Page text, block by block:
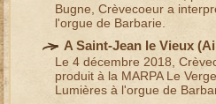
Bugne, Crèvecoeur a
l'orgue de Barbarie.
A Saint-Jean le Vieux (
Le 4 décembre 2018,
produit à la MARPA Le
Lumièresà l'orgue de